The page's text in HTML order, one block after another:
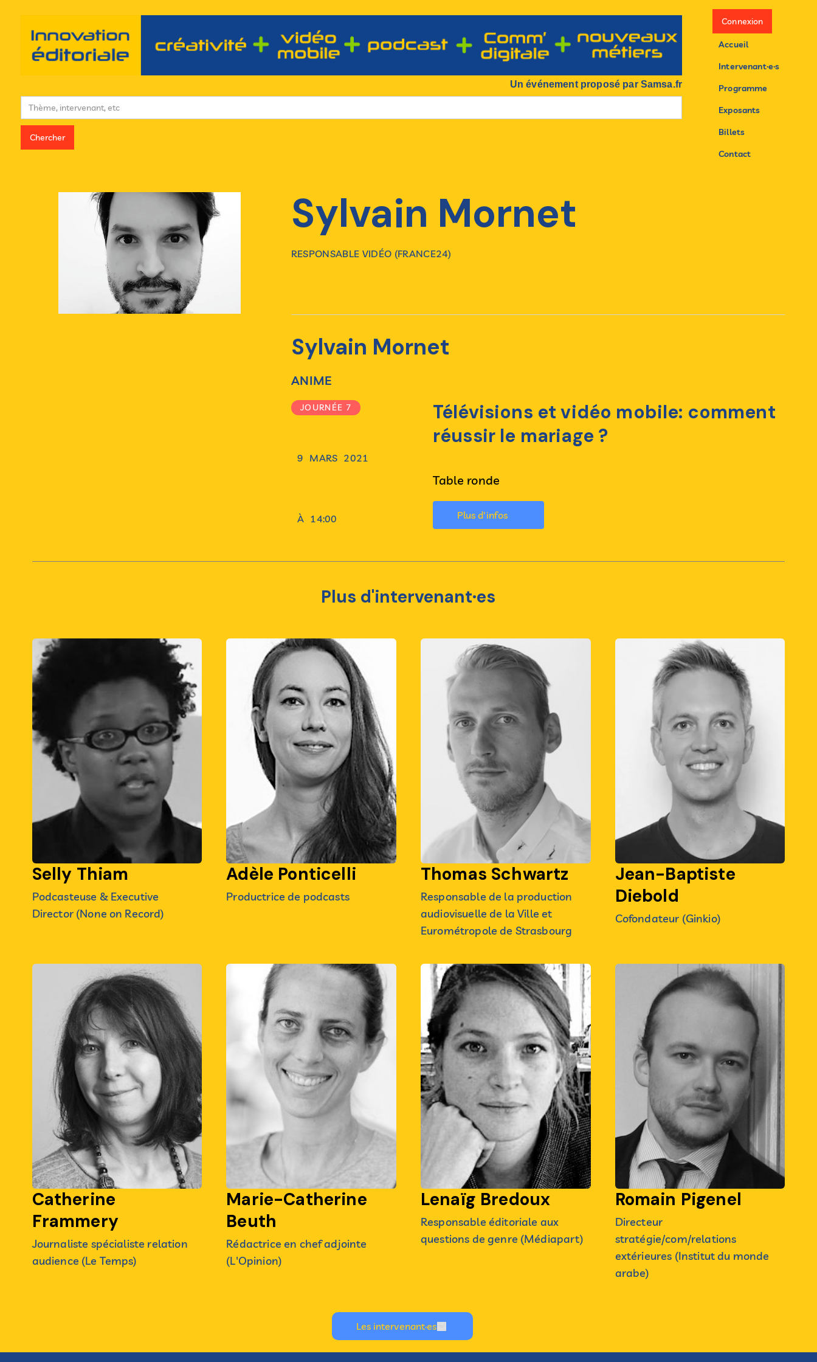
Un événement proposé par Samsa.fr
Connexion
Accueil
Intervenant·e·s
Programme
Exposants
Billets
Contact
Sylvain Mornet
RESPONSABLE VIDÉO (FRANCE24)
Sylvain Mornet
ANIME
JOURNÉE 7
9 MARS 2021
À 14:00
Télévisions et vidéo mobile: comment
réussir le mariage ?
Table ronde
Plus d'infos
Plus d'intervenant·es
Selly Thiam
Podcasteuse & Executive
Director (None on Record)
Adèle Ponticelli
Productrice de podcasts
Thomas Schwartz
Responsable de la production
audiovisuelle de la Ville et
Eurométropole de Strasbourg
Jean-Baptiste
Diebold
Cofondateur (Ginkio)
Catherine
Frammery
Journaliste spécialiste relation
audience (Le Temps)
Marie-Catherine
Beuth
Rédactrice en chef adjointe
(L'Opinion)
Lenaïg Bredoux
Responsable éditoriale aux
questions de genre (Médiapart)
Romain Pigenel
Directeur
stratégie/com/relations
extérieures (Institut du monde
arabe)
Les intervenant·es